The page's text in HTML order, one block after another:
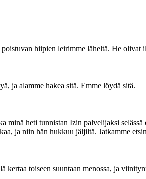
hiipien leirimme läheltä. He olivat
ja alamme hakea sitä. Emme löydä sitä.
minä heti tunnistan Izin palvelijaksi
ja niin hän hukkuu jäljiltä. Jatkamme
kertaa toiseen suuntaan menossa, ja